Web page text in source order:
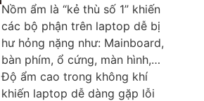
Nồm ẩm là “kẻ thù số 1” khiến
các bộ phận trên laptop dễ bị
hư hỏng nặng như: Mainboard,
bàn phím, ổ cứng, màn hình,…
Độ ẩm cao trong không khí
khiến laptop dễ dàng gặp lỗi